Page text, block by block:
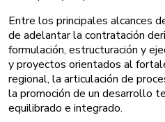
Entre los principales alcances
de adelantar la contratación
formulación, estructuración y
y proyectos orientados al
regional, la articulación de
la promoción de un desarrollo
equilibrado e integrado.